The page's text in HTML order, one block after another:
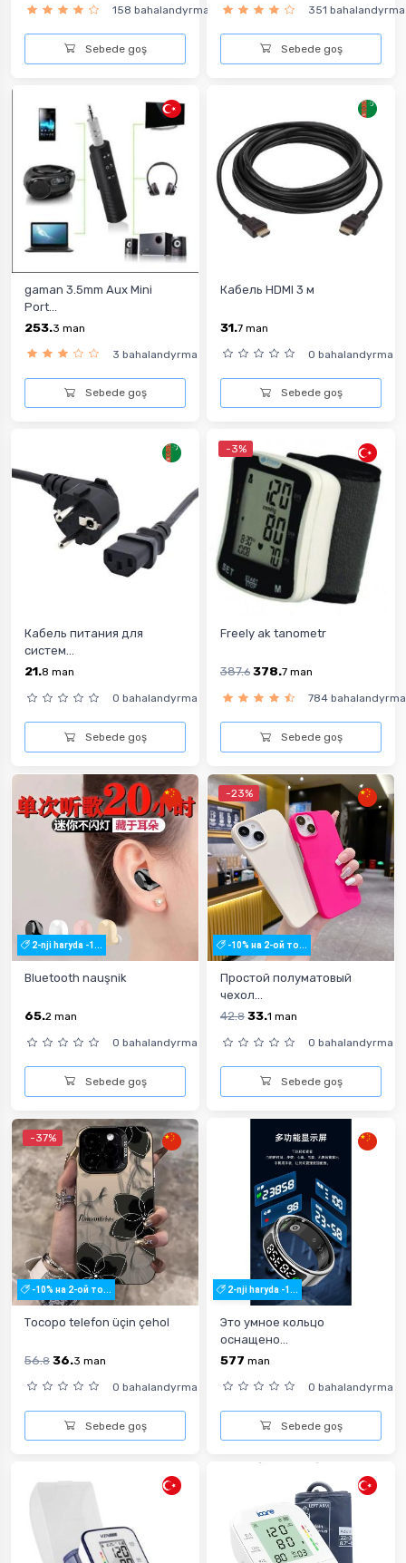
158 bahalandyrma
Sebede goş
351 bahalandyrma
Sebede goş
gaman 3.5mm Aux Mini
Port...
253.3 man
3 bahalandyrma
Sebede goş
Кабель HDMI 3 м
31.7 man
0 bahalandyrma
Sebede goş
Кабель питания для
систем...
21.8 man
0 bahalandyrma
Sebede goş
-3%
Freely ak tanometr
387.6 378.7 man
784 bahalandyrma
Sebede goş
2-nji haryda -1...
Bluetooth nauşnik
65.2 man
0 bahalandyrma
Sebede goş
-23%
-10% на 2-ой то...
Простой полуматовый
чехол...
42.8 33.1 man
0 bahalandyrma
Sebede goş
-37%
-10% на 2-ой то...
Тосоро telefon üçin çehol
56.8 36.3 man
0 bahalandyrma
Sebede goş
2-nji haryda -1...
Это умное кольцо
оснащено...
577 man
0 bahalandyrma
Sebede goş